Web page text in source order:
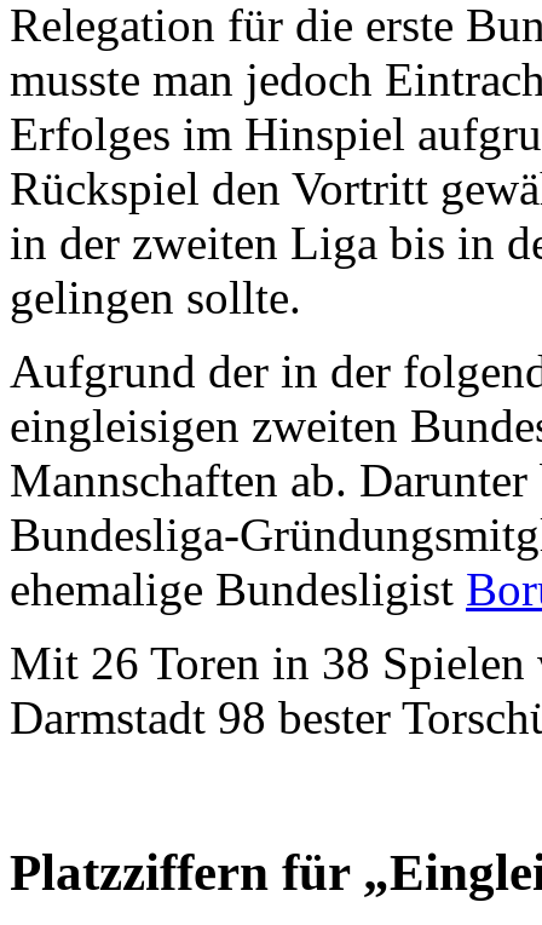
Relegation für die erste
musste man jedoch
Erfolges im Hinspiel
Rückspiel den Vortritt
in der zweiten Liga bis in
gelingen sollte.
Aufgrund der in der
eingleisigen zweiten
Mannschaften ab.
Bundesliga-
ehemalige Bundesligist
Mit 26 Toren in 38
Darmstadt 98 bester
Platzziffern für